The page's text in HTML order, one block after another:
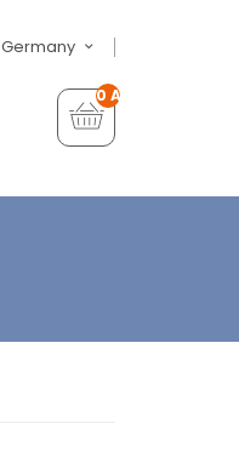
Germany
0 Artikel - €0,00